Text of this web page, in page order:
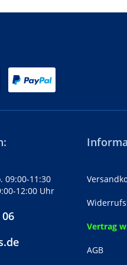
09:00-11:30
12:00 Uhr
Vertrag
AGB